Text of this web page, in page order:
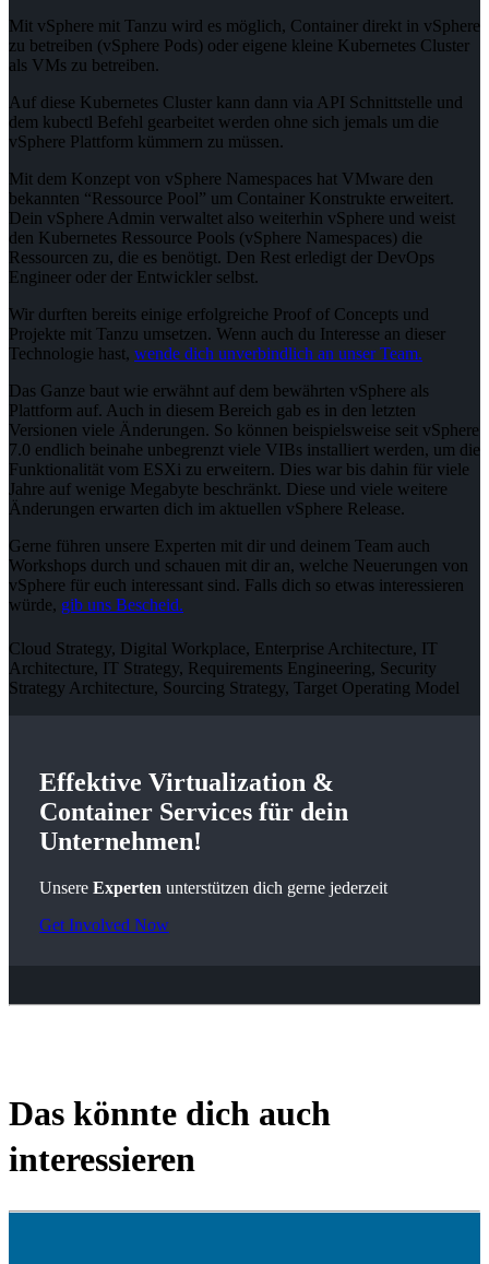
Mit vSphere mit Tanzu wird es möglich, Container direkt in vSphere
zu betreiben (vSphere Pods) oder eigene kleine Kubernetes Cluster
als VMs zu betreiben.
Auf diese Kubernetes Cluster kann dann via API Schnittstelle und
dem kubectl Befehl gearbeitet werden ohne sich jemals um die
vSphere Plattform kümmern zu müssen.
Mit dem Konzept von vSphere Namespaces hat VMware den
bekannten “Ressource Pool” um Container Konstrukte erweitert.
Dein vSphere Admin verwaltet also weiterhin vSphere und weist
den Kubernetes Ressource Pools (vSphere Namespaces) die
Ressourcen zu, die es benötigt. Den Rest erledigt der DevOps
Engineer oder der Entwickler selbst.
Wir durften bereits einige erfolgreiche Proof of Concepts und
Projekte mit Tanzu umsetzen. Wenn auch du Interesse an dieser
Technologie hast, wende dich unverbindlich an unser Team.
Das Ganze baut wie erwähnt auf dem bewährten vSphere als
Plattform auf. Auch in diesem Bereich gab es in den letzten
Versionen viele Änderungen. So können beispielsweise seit vSphere
7.0 endlich beinahe unbegrenzt viele VIBs installiert werden, um die
Funktionalität vom ESXi zu erweitern. Dies war bis dahin für viele
Jahre auf wenige Megabyte beschränkt. Diese und viele weitere
Änderungen erwarten dich im aktuellen vSphere Release.
Gerne führen unsere Experten mit dir und deinem Team auch
Workshops durch und schauen mit dir an, welche Neuerungen von
vSphere für euch interessant sind. Falls dich so etwas interessieren
würde, gib uns Bescheid.
Cloud Strategy, Digital Workplace, Enterprise Architecture, IT
Architecture, IT Strategy, Requirements Engineering, Security
Strategy Architecture, Sourcing Strategy, Target Operating Model
Effektive Virtualization &
Container Services für dein
Unternehmen!
Unsere Experten unterstützen dich gerne jederzeit
Get Involved Now
Das könnte dich auch
interessieren